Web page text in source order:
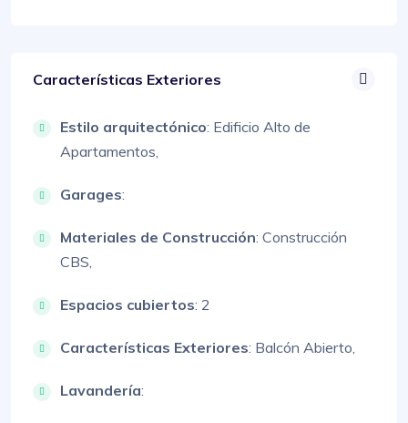
Características Exteriores
Estilo arquitectónico: Edificio Alto de
Apartamentos,
Garages:
Materiales de Construcción: Construcción
CBS,
Espacios cubiertos: 2
Características Exteriores: Balcón Abierto,
Lavandería: